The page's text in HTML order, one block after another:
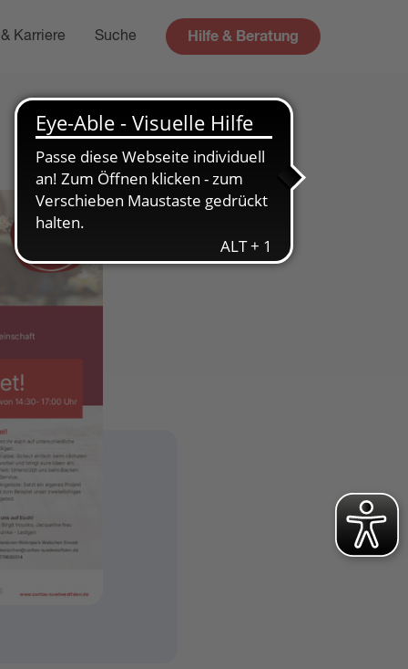
Karriere Suche Hilfe & Beratung